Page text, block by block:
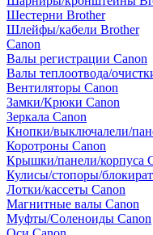
Шестерни Brother
Шлейфы/кабели Brother
Canon
Валы регистрации Canon
Валы теплоотвода/
Вентиляторы Canon
Замки/Крюки Canon
Зеркала Canon
Кнопки/выключалели/
Коротроны Canon
Крышки/панели/корпуса
Кулисы/стопоры/
Лотки/кассеты Canon
Магнитные валы Canon
Муфты/Соленоиды Canon